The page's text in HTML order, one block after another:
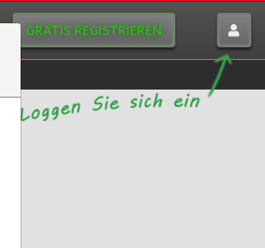
GRATIS REGISTRIEREN